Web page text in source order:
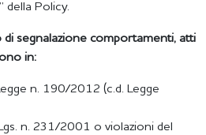
della Policy.
segnalazione comportamenti, atti
in:
n. 190/2012 (c.d. Legge
n. 231/2001 o violazioni del